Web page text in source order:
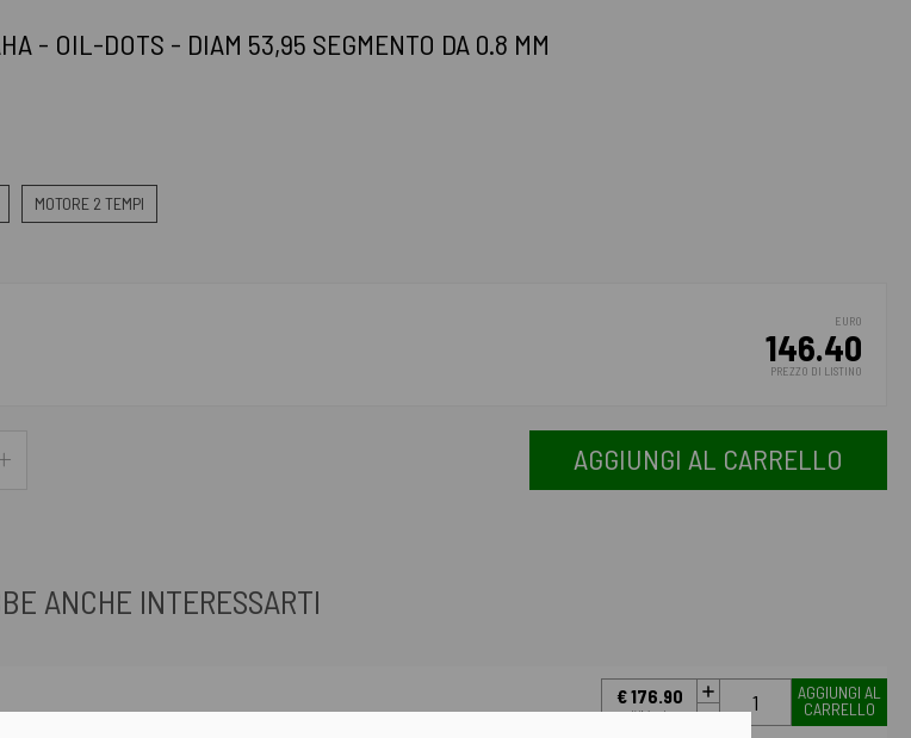
- OIL-DOTS - DIAM 53,95 SEGMENTO DA 0.8 MM
MOTORE 2 TEMPI
EURO
146.40
PREZZO DI LISTINO
AGGIUNGI AL CARRELLO
ANCHE INTERESSARTI
€ 176.90
IVA incl.
AGGIUNGI AL
CARRELLO